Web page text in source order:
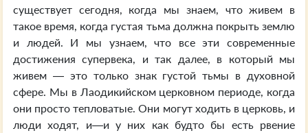
существует сегодня, когда мы знаем, что живем в
такое время, когда густая тьма должна покрыть землю
и людей. И мы узнаем, что все эти современные
достижения супервека, и так далее, в который мы
живем — это только знак густой тьмы в духовной
сфере. Мы в Лаодикийском церковном периоде, когда
они просто тепловатые. Они могут ходить в церковь, и
люди ходят, и—и у них как будто бы есть рвение